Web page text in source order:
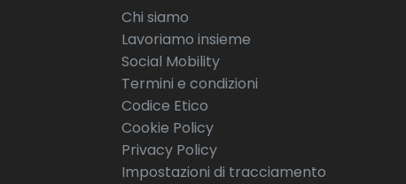
Chi siamo
Lavoriamo insieme
Social Mobility
Termini e condizioni
Codice Etico
Cookie Policy
Privacy Policy
Impostazioni di tracciamento